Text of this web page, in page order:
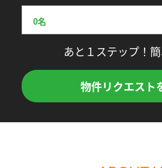
あと１ステップ！簡
物件リクエスト